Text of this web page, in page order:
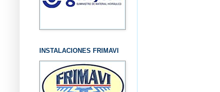
INSTALACIONES FRIMAVI